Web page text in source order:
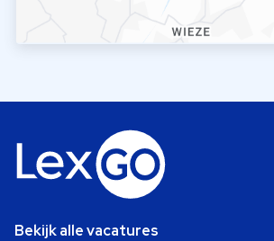
Bekijk alle vacatures